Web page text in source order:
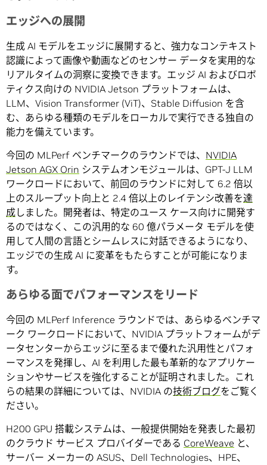
エッジへの展開
生成 AI モデルをエッジに展開すると、強力なコンテキスト
認識によって画像や動画などのセンサー データを実用的な
リアルタイムの洞察に変換できます。エッジ AI およびロボ
ティクス向けの NVIDIA Jetson プラットフォームは、
LLM、Vision Transformer (ViT)、Stable Diffusion を含
む、あらゆる種類のモデルをローカルで実行できる独自の
能力を備えています。
今回の MLPerf ベンチマークのラウンドでは、 NVIDIA
Jetson AGX Orin システムオンモジュールは、GPT-J LLM
ワークロードにおいて、前回のラウンドに対して 6.2 倍以
上のスループット向上と 2.4 倍以上のレイテンシ改善を達
成しました。開発者は、特定のユース ケース向けに開発す
るのではなく、この汎用的な 60 億パラメータ モデルを使
用して人間の言語とシームレスに対話できるようになり、
エッジでの生成 AI に変革をもたらすことが可能になりま
す。
あらゆる面でパフォーマンスをリード
今回の MLPerf Inference ラウンドでは、あらゆるベンチマ
ーク ワークロードにおいて、NVIDIA プラットフォームがデ
ータセンターからエッジに至るまで優れた汎用性とパフォ
ーマンスを発揮し、AI を利用した最も革新的なアプリケー
ションやサービスを強化することが証明されました。これ
らの結果の詳細については、NVIDIA の技術ブログをご覧く
ださい。
H200 GPU 搭載システムは、一般提供開始を発表した最初
のクラウド サービス プロバイダーである CoreWeave と、
サーバー メーカーの ASUS、Dell Technologies、HPE、